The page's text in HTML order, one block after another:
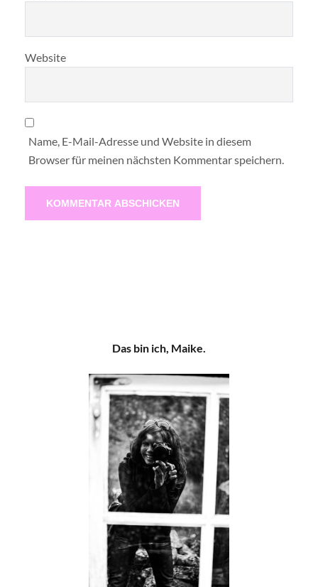
Website
Name, E-Mail-Adresse und Website in diesem
Browser für meinen nächsten Kommentar speichern.
Das bin ich, Maike.